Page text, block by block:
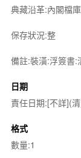
典藏沿革:內閣檔庫
保存狀況:整
備註:裝潢:浮簽書:
日期
責任日期:[不詳](
格式
數量:1